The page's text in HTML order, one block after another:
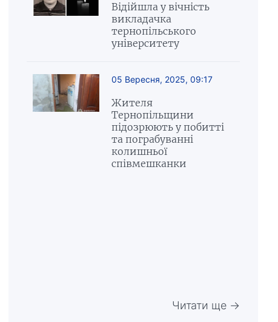
Відійшла у вічність
викладачка
тернопільського
університету
05 Вересня, 2025, 09:17
Жителя
Тернопільщини
підозрюють у побитті
та пограбуванні
колишньої
співмешканки
Читати ще →